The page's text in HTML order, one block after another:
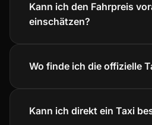
Kann ich den Fahrpreis
einschätzen?
Wo finde ich die offizielle
Kann ich direkt ein Taxi